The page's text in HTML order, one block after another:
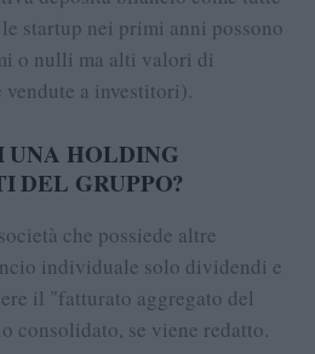
startup nei primi anni possono
o nulli ma alti valori di
a investitori).
UNA HOLDING
DEL GRUPPO?
che possiede altre
individuale solo dividendi e
il "fatturato aggregato del
consolidato, se viene redatto.